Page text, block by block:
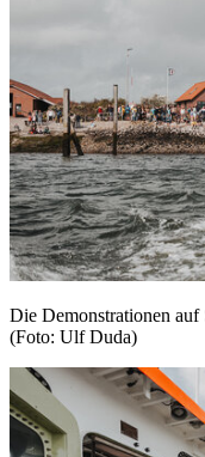
Die Demonstrationen auf
(Foto: Ulf Duda)